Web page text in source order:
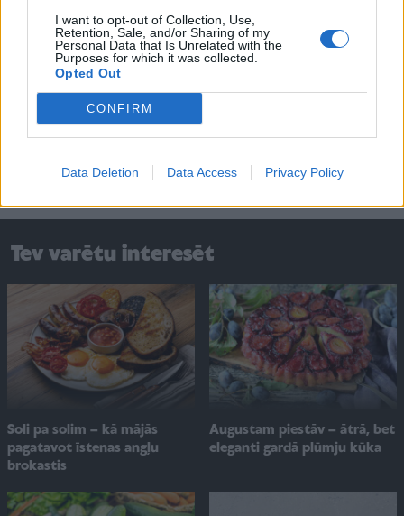
I want to opt-out of Collection, Use,
Retention, Sale, and/or Sharing of my
Personal Data that Is Unrelated with the
Purposes for which it was collected.
Opted Out
CONFIRM
Data Deletion Data Access Privacy Policy
Cepti kartupeļi ar kausēto sieru
Šķelto zirņu biezenis ar speķa mērci
Kartupeļu un puravu zupa ar cīsiņiem
Vakariņas Receptes Ģimenes finanses
Tev varētu interesēt
Soli pa solim – kā mājās
pagatavot īstenas angļu
brokastis
Augustam piestāv – ātrā, bet
eleganti gardā plūmju kūka